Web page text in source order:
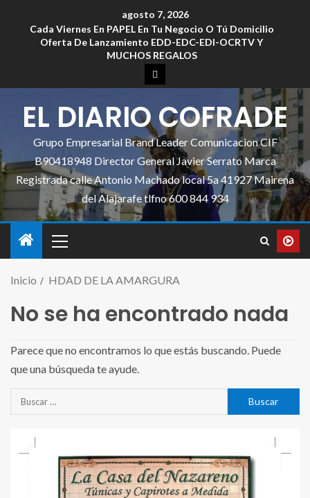
agosto 7, 2026
Cada Viernes En PAPEL En Tu Negocio O Tú Domicilio
Oferta De Lanzamiento EDD-EDC-EDI-OCRTV Y
MUCHOS REGALOS
EL DIARIO COFRADE
Grupo Empresarial Brand Leader Comunicacion CIF
B90418948 Director General Javier Serrato Marca
Registrada calle Antonio Machado local 5a 41927 Mairena
del Alajarafe tlfno 600 844 934
Inicio HDAD DE LA AMARGURA
No se ha encontrado nada
Parece que no encontramos lo que estás buscando. Puede
que una búsqueda te ayude.